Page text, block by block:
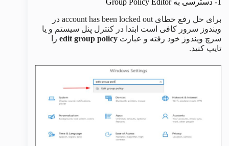
1- دسترسی به Group Policy Editor
برای حل رفع خطای account has been locked out در
ویندوز سرور کافی است ابتدا در کنترل پنل سیستم و یا
سرچ ویندوز خود رفته و عبارت edit group policy را
تایپ کنید.